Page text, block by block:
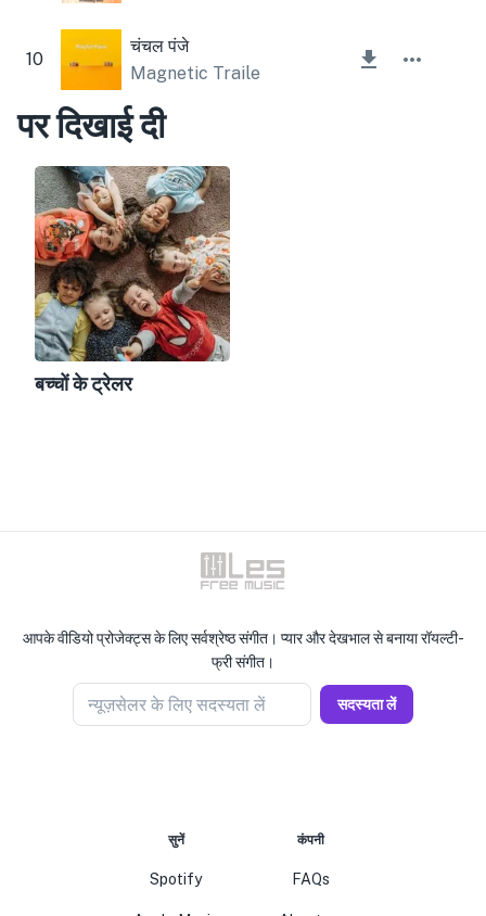
10
चंचल पंजे
Magnetic Trailer
पर दिखाई दी
बच्चों के ट्रेलर
आपके वीडियो प्रोजेक्ट्स के लिए सर्वश्रेष्ठ संगीत। प्यार और देखभाल से बनाया रॉयल्टी-
फ्री संगीत।
न्यूज़सेलर के लिए सदस्यता लें सदस्यता लें
सुनें
Spotify
कंपनी
FAQs